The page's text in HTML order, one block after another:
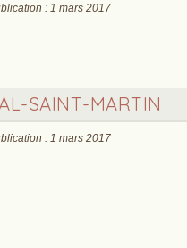
: 1 mars 2017
SAINT-MARTIN
: 1 mars 2017